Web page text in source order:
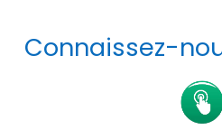
Connaissez-